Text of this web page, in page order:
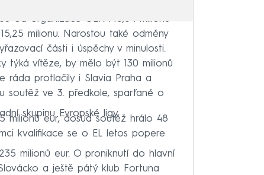
od organizace UEFA 15,64 milionu
milionu. Narostou také odměny
části i úspěchy v minulosti.
týká vítěze, by mělo být 130 milionů
ráda protlačily i Slavia Praha a
soutěž ve 3. předkole, sparťané o
skupinu Evropské ligy.
milionů eur, dosud soutěž hrálo 48
kvalifikace se o EL letos popere
milionů eur. O proniknutí do hlavní
a ještě pátý klub Fortuna